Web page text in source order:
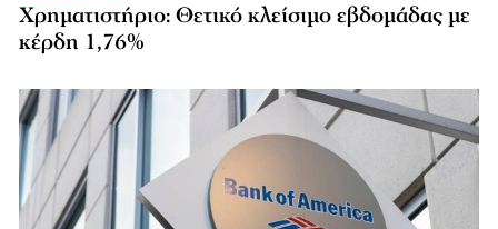
Χρηματιστήριο: Θετικό κλείσιμο εβδομάδας με
κέρδη 1,76%